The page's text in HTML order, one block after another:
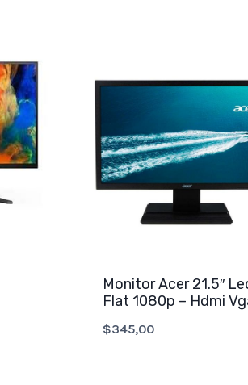
Monitor Acer 21.5″
Flat 1080p – Hdmi
$345,00